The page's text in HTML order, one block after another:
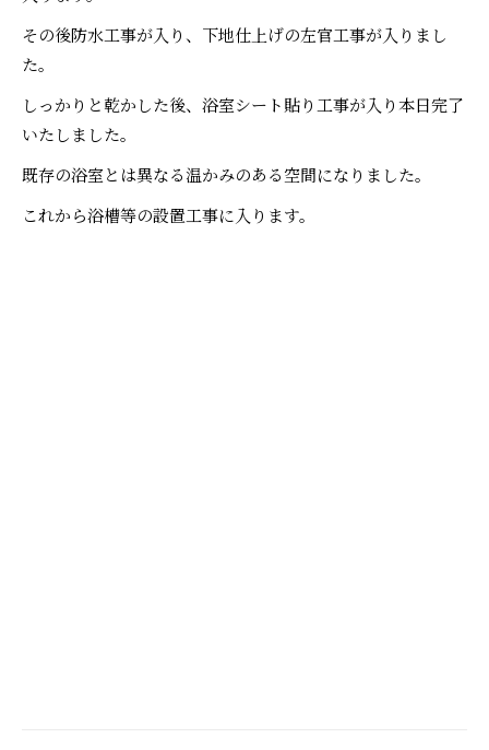
その後防水工事が入り、下地仕上げの左官工事が入りまし
た。
しっかりと乾かした後、浴室シート貼り工事が入り本日完了
いたしました。
既存の浴室とは異なる温かみのある空間になりました。
これから浴槽等の設置工事に入ります。